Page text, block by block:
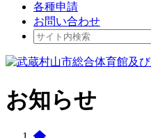
各種申請
お問い合わせ
お知らせ